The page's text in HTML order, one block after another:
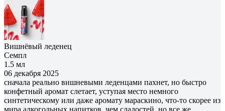
Вишнёвый леденец
Семпл
1.5 мл
06 декабря 2025
сначала реально вишневыми леденцами пахнет, но быстро
конфетный аромат слетает, уступая место немного
синтетическому или даже аромату мараскино, что-то скорее из
мира алкогольных напитков, чем сладостей, но все же